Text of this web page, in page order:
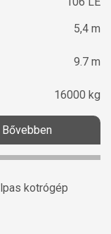
5,4 m
9.7 m
16000 kg
Bővebben